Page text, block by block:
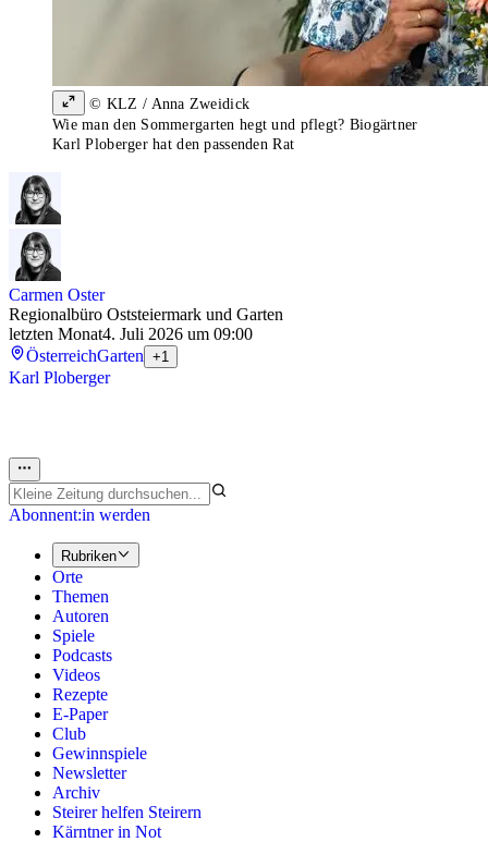
© KLZ / Anna Zweidick
Wie man den Sommergarten hegt und pflegt? Biogärtner
Karl Ploberger hat den passenden Rat
Carmen Oster
Regionalbüro Oststeiermark und Garten
letzten Monat4. Juli 2026 um 09:00
ÖsterreichGarten +1
Karl Ploberger
Abonnent:in werden
Rubriken
Orte
Themen
Autoren
Spiele
Podcasts
Videos
Rezepte
E-Paper
Club
Gewinnspiele
Newsletter
Archiv
Steirer helfen Steirern
Kärntner in Not